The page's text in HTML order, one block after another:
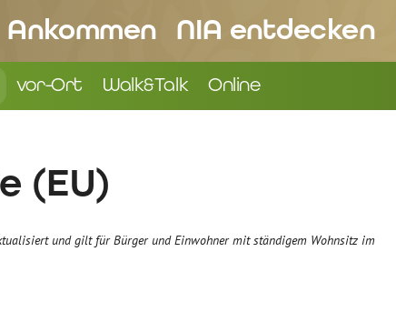
Ankommen NIA entdecken
vor-Ort Walk&Talk Online
(EU)
und gilt für Bürger und Einwohner mit ständigem Wohnsitz im